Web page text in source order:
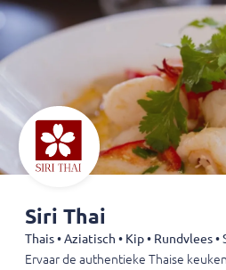
Siri Thai
Ervaar de authentieke Thaise